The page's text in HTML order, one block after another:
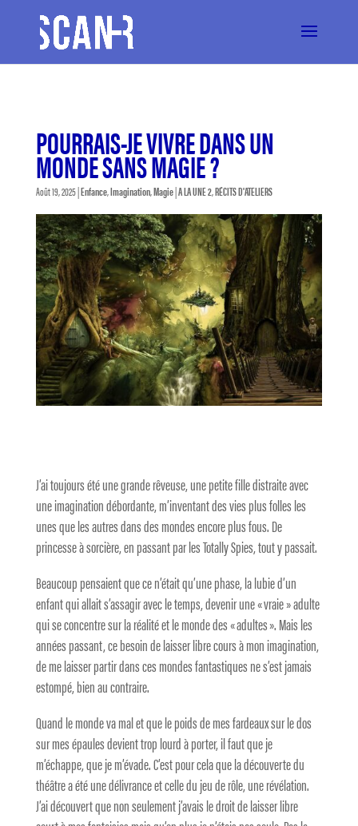
POURRAIS-JE VIVRE DANS UN
MONDE SANS MAGIE ?
Août 19, 2025|Enfance,Imagination,Magie|A LA UNE 2,RÉCITS D'ATELIERS
J’ai toujours été une grande rêveuse, une petite fille distraite avec
une imagination débordante, m’inventant des vies plus folles les
unes que les autres dans des mondes encore plus fous. De
princesse à sorcière, en passant par les Totally Spies, tout y passait.
Beaucoup pensaient que ce n’était qu’une phase, la lubie d’un
enfant qui allait s’assagir avec le temps, devenir une « vraie » adulte
qui se concentre sur la réalité et le monde des « adultes ». Mais les
années passant, ce besoin de laisser libre cours à mon imagination,
de me laisser partir dans ces mondes fantastiques ne s’est jamais
estompé, bien au contraire.
Quand le monde va mal et que le poids de mes fardeaux sur le dos
sur mes épaules devient trop lourd à porter, il faut que je
m’échappe, que je m’évade. C’est pour cela que la découverte du
théâtre a été une délivrance et celle du jeu de rôle, une révélation.
J’ai découvert que non seulement j’avais le droit de laisser libre